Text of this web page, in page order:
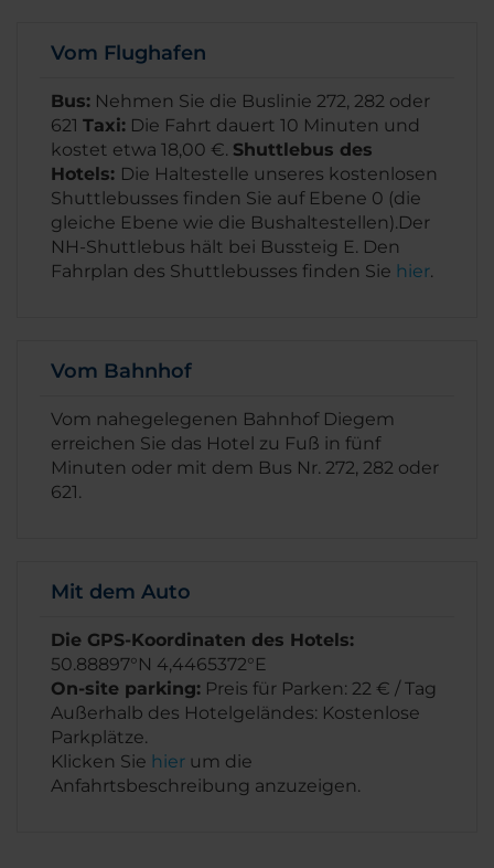
Vom Flughafen
Bus: Nehmen Sie die Buslinie 272, 282 oder
621 Taxi: Die Fahrt dauert 10 Minuten und
kostet etwa 18,00 €. Shuttlebus des
Hotels: Die Haltestelle unseres kostenlosen
Shuttlebusses finden Sie auf Ebene 0 (die
gleiche Ebene wie die Bushaltestellen).Der
NH-Shuttlebus hält bei Bussteig E. Den
Fahrplan des Shuttlebusses finden Sie hier.
Vom Bahnhof
Vom nahegelegenen Bahnhof Diegem
erreichen Sie das Hotel zu Fuß in fünf
Minuten oder mit dem Bus Nr. 272, 282 oder
621.
Mit dem Auto
Die GPS-Koordinaten des Hotels:
50.88897°N 4,4465372°E
On-site parking: Preis für Parken: 22 € / Tag
Außerhalb des Hotelgeländes: Kostenlose
Parkplätze.
Klicken Sie hier um die
Anfahrtsbeschreibung anzuzeigen.